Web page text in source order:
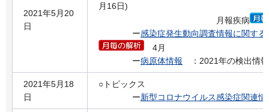
2021年5月20
日
月16日)
月報疾病
ー感染症発生動向調査情報に関す
4月
ー病原体情報 ：2021年の検出情報
2021年5月18
日
○トピックス
ー新型コロナウイルス感染症関連情